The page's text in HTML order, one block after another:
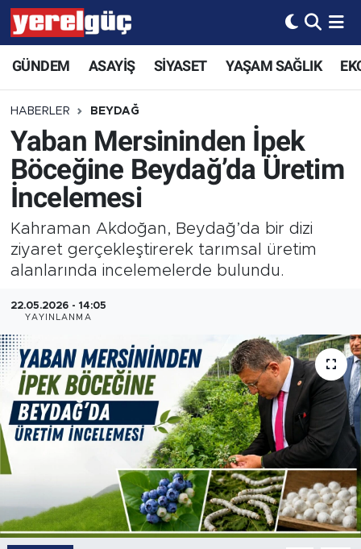
GÜNDEM ASAYİŞ SİYASET YAŞAM SAĞLIK
HABERLER BEYDAĞ
Yaban Mersininden İpek
Böceğine Beydağ’da Üretim
İncelemesi
Kahraman Akdoğan, Beydağ’da bir dizi
ziyaret gerçekleştirerek tarımsal üretim
alanlarında incelemelerde bulundu.
22.05.2026 - 14:05
YAYINLANMA